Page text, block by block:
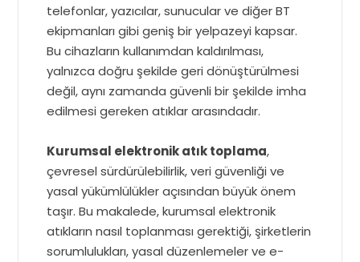
telefonlar, yazıcılar, sunucular ve diğer BT
ekipmanları gibi geniş bir yelpazeyi kapsar.
Bu cihazların kullanımdan kaldırılması,
yalnızca doğru şekilde geri dönüştürülmesi
değil, aynı zamanda güvenli bir şekilde imha
edilmesi gereken atıklar arasındadır.
Kurumsal elektronik atık toplama,
çevresel sürdürülebilirlik, veri güvenliği ve
yasal yükümlülükler açısından büyük önem
taşır. Bu makalede, kurumsal elektronik
atıkların nasıl toplanması gerektiği, şirketlerin
sorumlulukları, yasal düzenlemeler ve e-